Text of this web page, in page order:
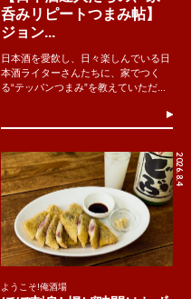
呑みリピートつまみ帖】
ジョン...
日本酒を愛飲し、日々楽しんでいる日
本酒ライターさんたちに、家でつく
る“テッパンつまみ”を教えていただ...
2026.8.4
ようこそ!俺酒場